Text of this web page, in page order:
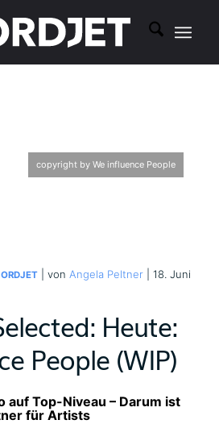
copyright by We influence People
| von Angela Peltner | 18. Juni
Heute:
People (WIP)
auf Top-Niveau – Darum ist
für Artists